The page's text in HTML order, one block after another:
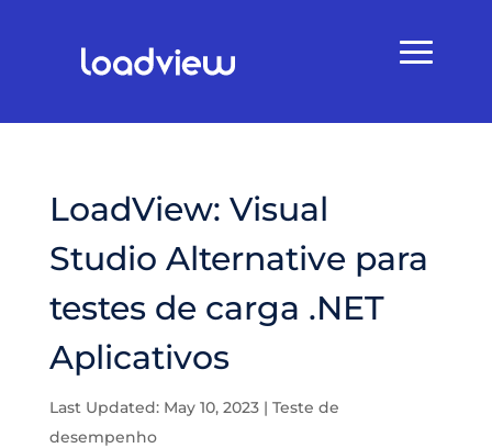
LoadView: Visual
Studio Alternative para
testes de carga .NET
Aplicativos
Last Updated: May 10, 2023| Teste de
desempenho